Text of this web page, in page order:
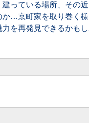
っている場所、その
か…京町家を取り巻く
を再発見できるかも